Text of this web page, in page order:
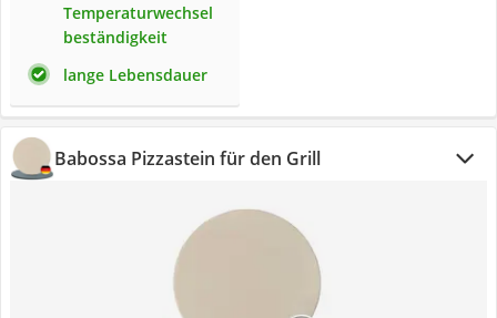
Temperaturwechsel
beständigkeit
lange Lebensdauer
Babossa Pizzastein für den Grill